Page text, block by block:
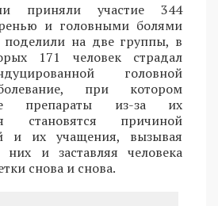
приняли участие 344
и головными болями
на две группы, в
171 человек страдал
головной
при котором
препараты из-за их
становятся причиной
и их учащения, вызывая
них и заставляя человека
снова и снова.